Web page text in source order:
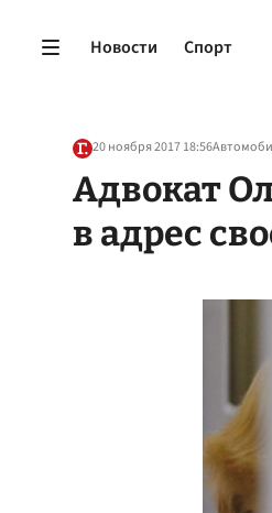
Новости Спорт
20 ноября 2017 18:56
Адвокат
в адрес